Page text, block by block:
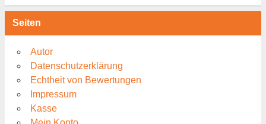
Seiten
Autor
Datenschutzerklärung
Echtheit von Bewertungen
Impressum
Kasse